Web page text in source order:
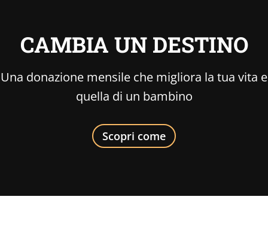
CAMBIA UN DESTINO
Una donazione mensile che migliora la tua vita e
quella di un bambino
Scopri come